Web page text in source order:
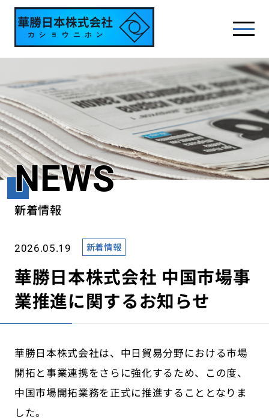
NEWS
新着情報
2026.05.19 新着情報
華勝日本株式会社 中国市場事
業推進に関するお知らせ
華勝日本株式会社は、中日貿易分野における市場
開拓と事業連携をさらに強化するため、この度、
中国市場開拓業務を正式に推進することとなりま
した。